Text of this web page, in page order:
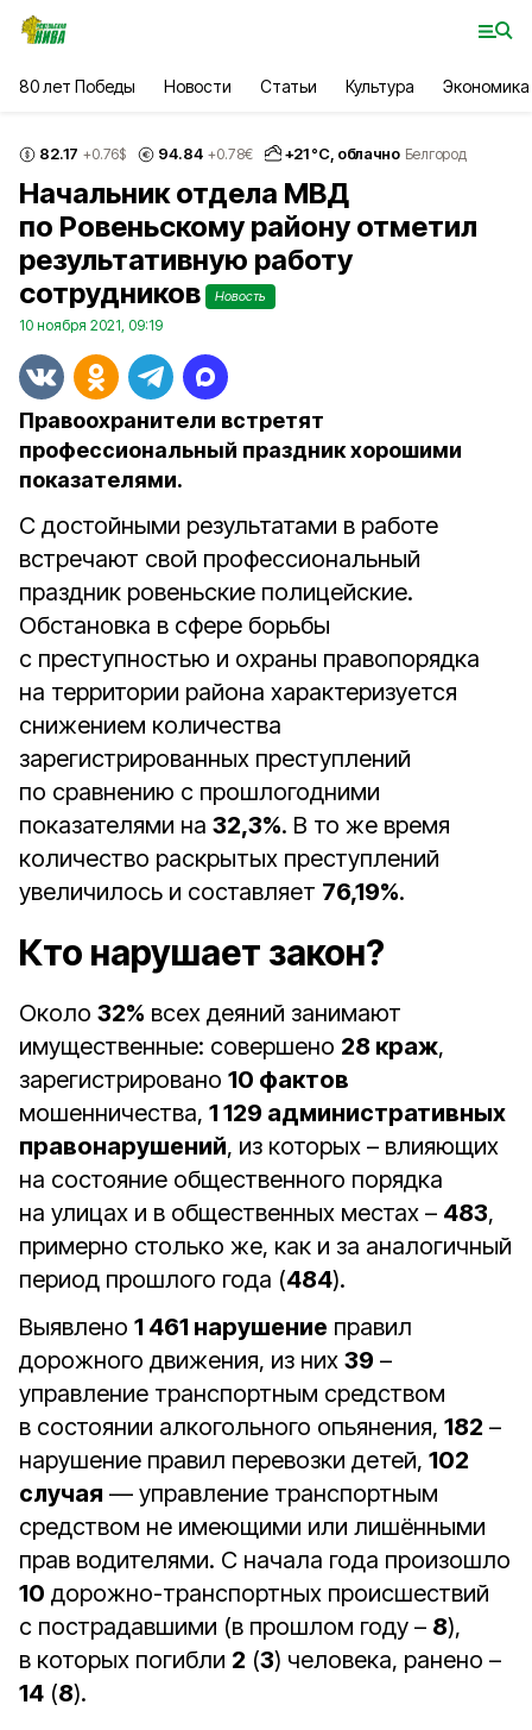
80 лет Победы Новости Статьи Культура Экономика
82.17 +0.76$ 94.84 +0.78€ +21°С, облачно Белгород
Начальник отдела МВД
по Ровеньскому району отметил
результативную работу
сотрудников
Новость
10 ноября 2021, 09:19
Правоохранители встретят
профессиональный праздник хорошими
показателями.
С достойными результатами в работе
встречают свой профессиональный
праздник ровеньские полицейские.
Обстановка в сфере борьбы
с преступностью и охраны правопорядка
на территории района характеризуется
снижением количества
зарегистрированных преступлений
по сравнению с прошлогодними
показателями на 32,3%. В то же время
количество раскрытых преступлений
увеличилось и составляет 76,19%.
Кто нарушает закон?
Около 32% всех деяний занимают
имущественные: совершено 28 краж,
зарегистрировано 10 фактов
мошенничества, 1 129 административных
правонарушений, из которых – влияющих
на состояние общественного порядка
на улицах и в общественных местах – 483,
примерно столько же, как и за аналогичный
период прошлого года (484).
Выявлено 1 461 нарушение правил
дорожного движения, из них 39 –
управление транспортным средством
в состоянии алкогольного опьянения, 182 –
нарушение правил перевозки детей, 102
случая — управление транспортным
средством не имеющими или лишёнными
прав водителями. С начала года произошло
10 дорожно-транспортных происшествий
с пострадавшими (в прошлом году – 8),
в которых погибли 2 (3) человека, ранено –
14 (8).